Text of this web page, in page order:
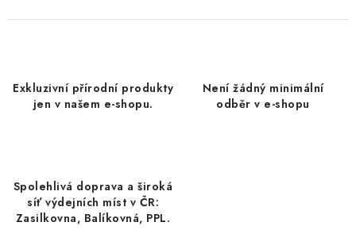
LYOFILIZOVANÉ OVOCE
KOŘENÍ / TEKUTÁ OCHUCOVADLA/OMÁČKY
Exkluzivní přírodní produkty
jen v našem e-shopu.
Není žádný minimální
odběr v e-shopu
Spolehlivá doprava a široká
síť výdejních míst v ČR:
Zasilkovna, Balíkovná, PPL.